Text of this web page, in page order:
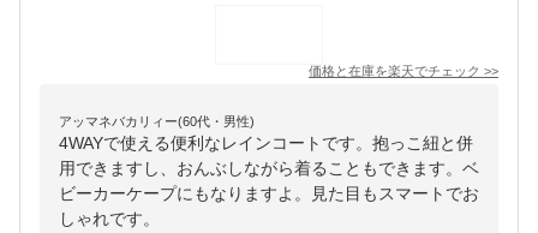
価格と在庫を楽天でチェック >>
アッマネバカリィー(60代・男性)
4WAYで使える便利なレインコートです。抱っこ紐と併
用できますし、おんぶしながら着ることもできます。ベ
ビーカーケープにもなりますよ。見た目もスマートでお
しゃれです。